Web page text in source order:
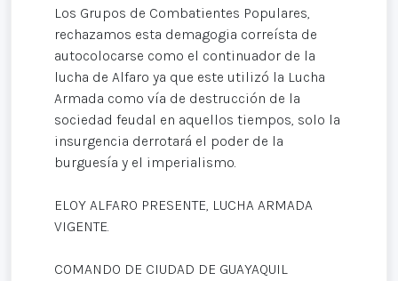
Los Grupos de Combatientes Populares,
rechazamos esta demagogia correísta de
autocolocarse como el continuador de la
lucha de Alfaro ya que este utilizó la Lucha
Armada como vía de destrucción de la
sociedad feudal en aquellos tiempos, solo la
insurgencia derrotará el poder de la
burguesía y el imperialismo.
ELOY ALFARO PRESENTE, LUCHA ARMADA
VIGENTE.
COMANDO DE CIUDAD DE GUAYAQUIL